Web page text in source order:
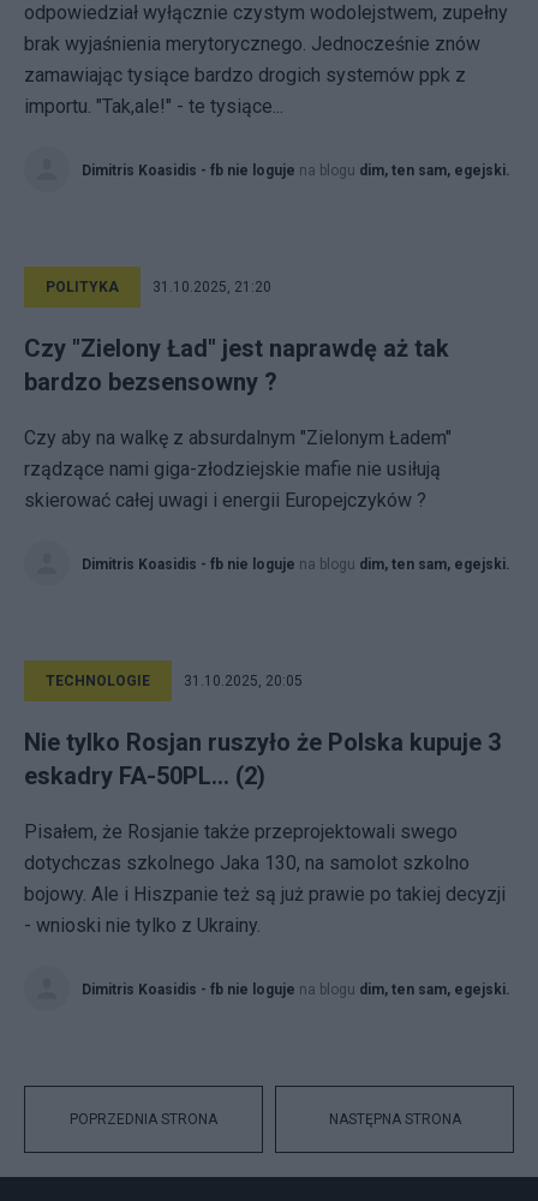
odpowiedział wyłącznie czystym wodolejstwem, zupełny
brak wyjaśnienia merytorycznego. Jednocześnie znów
zamawiając tysiące bardzo drogich systemów ppk z
importu. "Tak,ale!" - te tysiące...
Dimitris Koasidis - fb nie loguje na blogu dim, ten sam, egejski.
POLITYKA 31.10.2025, 21:20
Czy "Zielony Ład" jest naprawdę aż tak
bardzo bezsensowny ?
Czy aby na walkę z absurdalnym "Zielonym Ładem"
rządzące nami giga-złodziejskie mafie nie usiłują
skierować całej uwagi i energii Europejczyków ?
Dimitris Koasidis - fb nie loguje na blogu dim, ten sam, egejski.
TECHNOLOGIE 31.10.2025, 20:05
Nie tylko Rosjan ruszyło że Polska kupuje 3
eskadry FA-50PL... (2)
Pisałem, że Rosjanie także przeprojektowali swego
dotychczas szkolnego Jaka 130, na samolot szkolno
bojowy. Ale i Hiszpanie też są już prawie po takiej decyzji
- wnioski nie tylko z Ukrainy.
Dimitris Koasidis - fb nie loguje na blogu dim, ten sam, egejski.
POPRZEDNIA STRONA NASTĘPNA STRONA